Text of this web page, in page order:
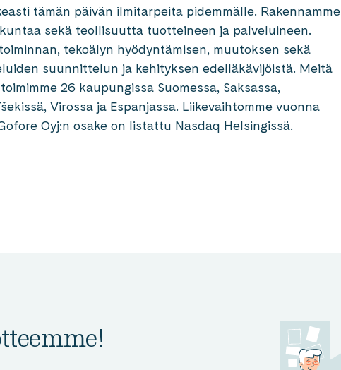
tämän päivän ilmitarpeita pidemmälle. Rakennamme
sekä teollisuutta tuotteineen ja palveluineen.
tekoälyn hyödyntämisen, muutoksen sekä
suunnittelun ja kehityksen edelläkävijöistä. Meitä
26 kaupungissa Suomessa, Saksassa,
Virossa ja Espanjassa. Liikevaihtomme vuonna
Oyj:n osake on listattu Nasdaq Helsingissä.